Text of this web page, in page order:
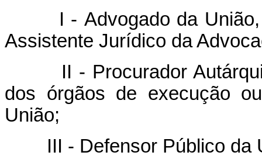
I - Advogado da União,
Assistente Jurídico da
II - Procurador
dos órgãos de execução
União;
III - Defensor Público da